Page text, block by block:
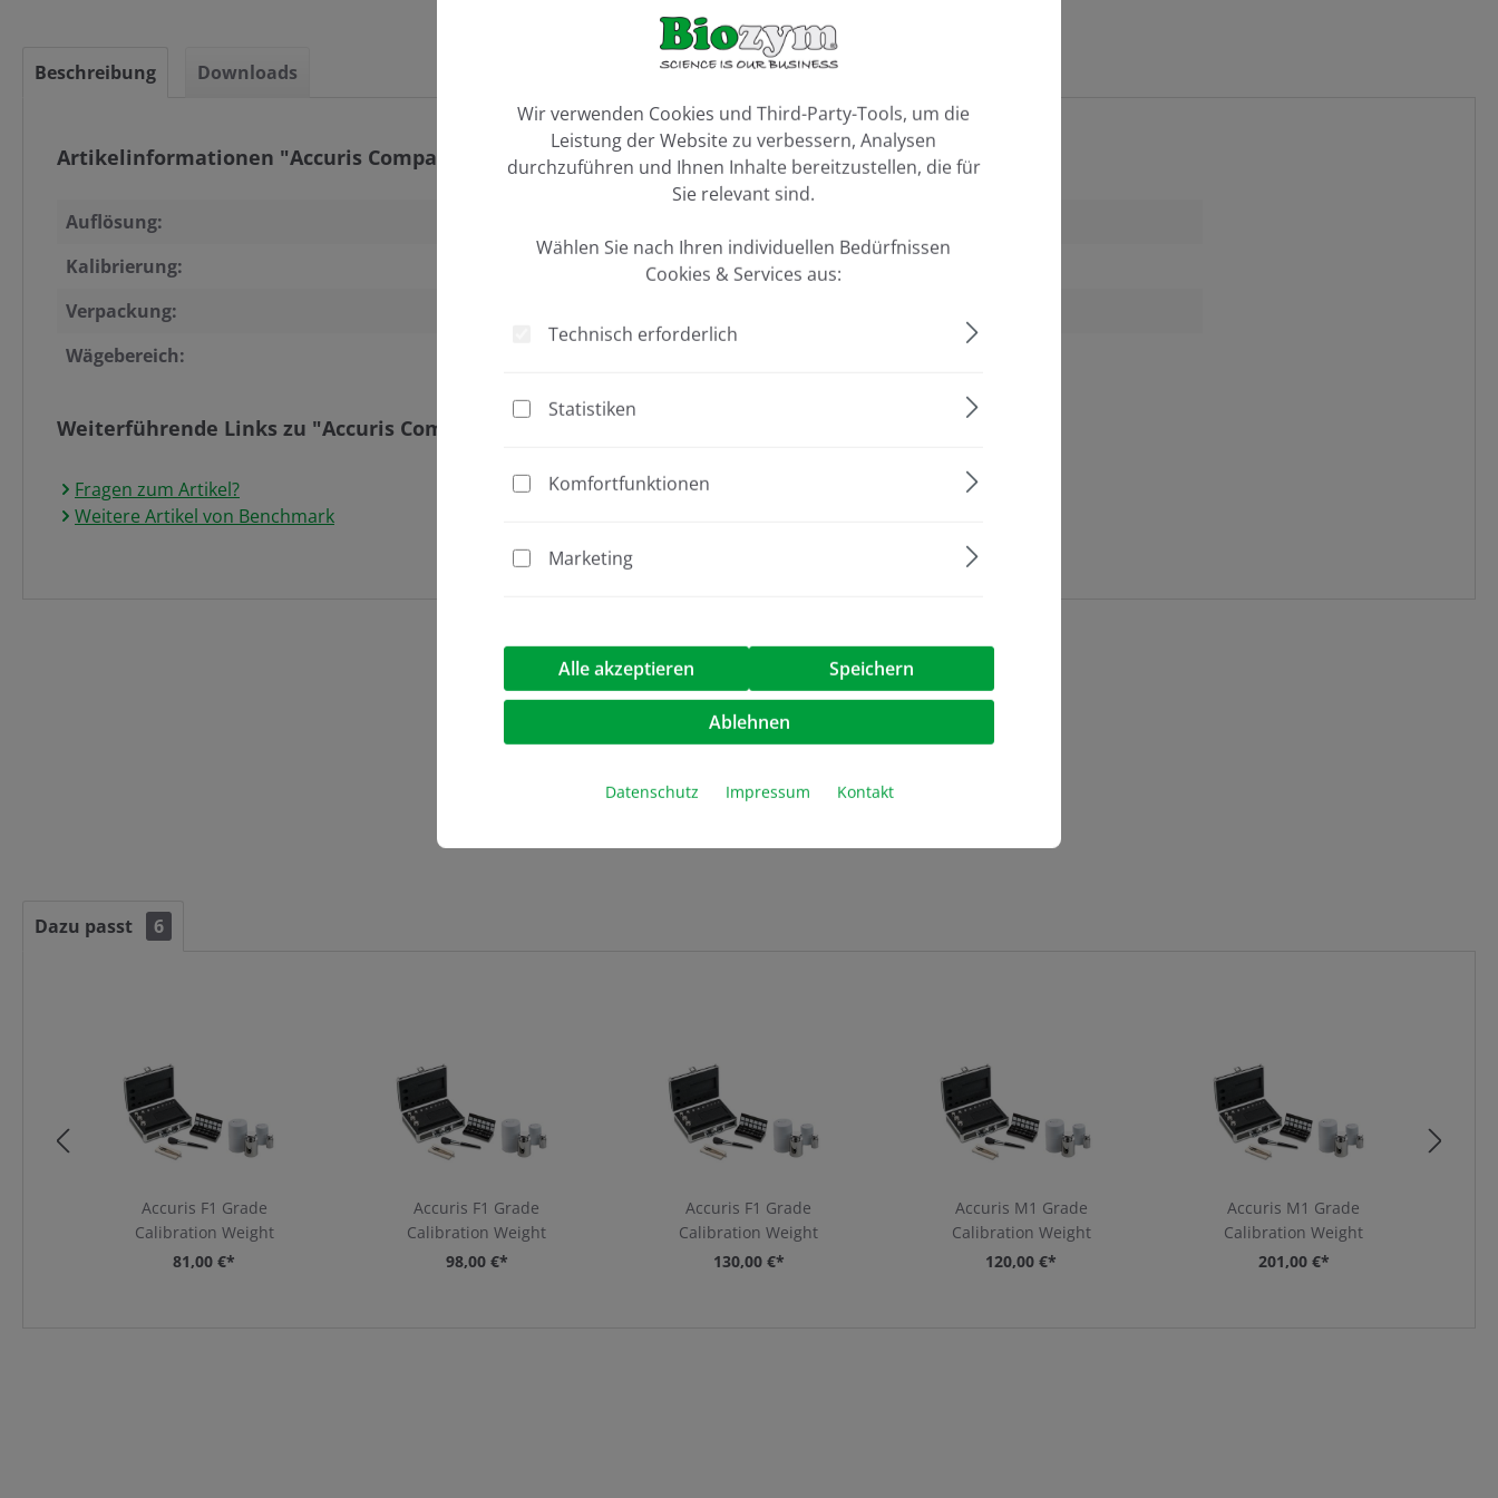
Beschreibung Downloads
Artikelinformationen "Accuris Compact Balance, 120 g"
Auflösung:
Kalibrierung:
Extern
Verpackung:
Wägebereich:
Weiterführende Links zu "Accuris Compact Balance, 120 g"
Fragen zum Artikel?
Weitere Artikel von Benchmark
Dazu passt 6
Accuris F1 Grade
Calibration Weight
81,00 €*
Accuris F1 Grade
Calibration Weight
98,00 €*
Accuris F1 Grade
Calibration Weight
130,00 €*
Accuris M1 Grade
Calibration Weight
120,00 €*
Accuris M1 Grade
Calibration Weight
201,00 €*
Wir verwenden Cookies und Third-Party-Tools, um die
Leistung der Website zu verbessern, Analysen
durchzuführen und Ihnen Inhalte bereitzustellen, die für
Sie relevant sind.
Wählen Sie nach Ihren individuellen Bedürfnissen
Cookies & Services aus:
Technisch erforderlich
Statistiken
Komfortfunktionen
Marketing
Alle akzeptieren Speichern
Ablehnen
Datenschutz Impressum Kontakt